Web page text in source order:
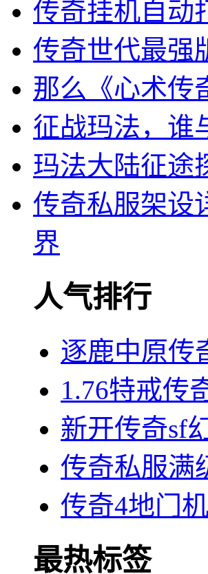
传奇挂机自动
传奇世代最强
那么《心术传
征战玛法，谁
玛法大陆征途
传奇私服架设
界
人气排行
逐鹿中原传
1.76特戒传
新开传奇sf
传奇私服满
传奇4地门
最热标签